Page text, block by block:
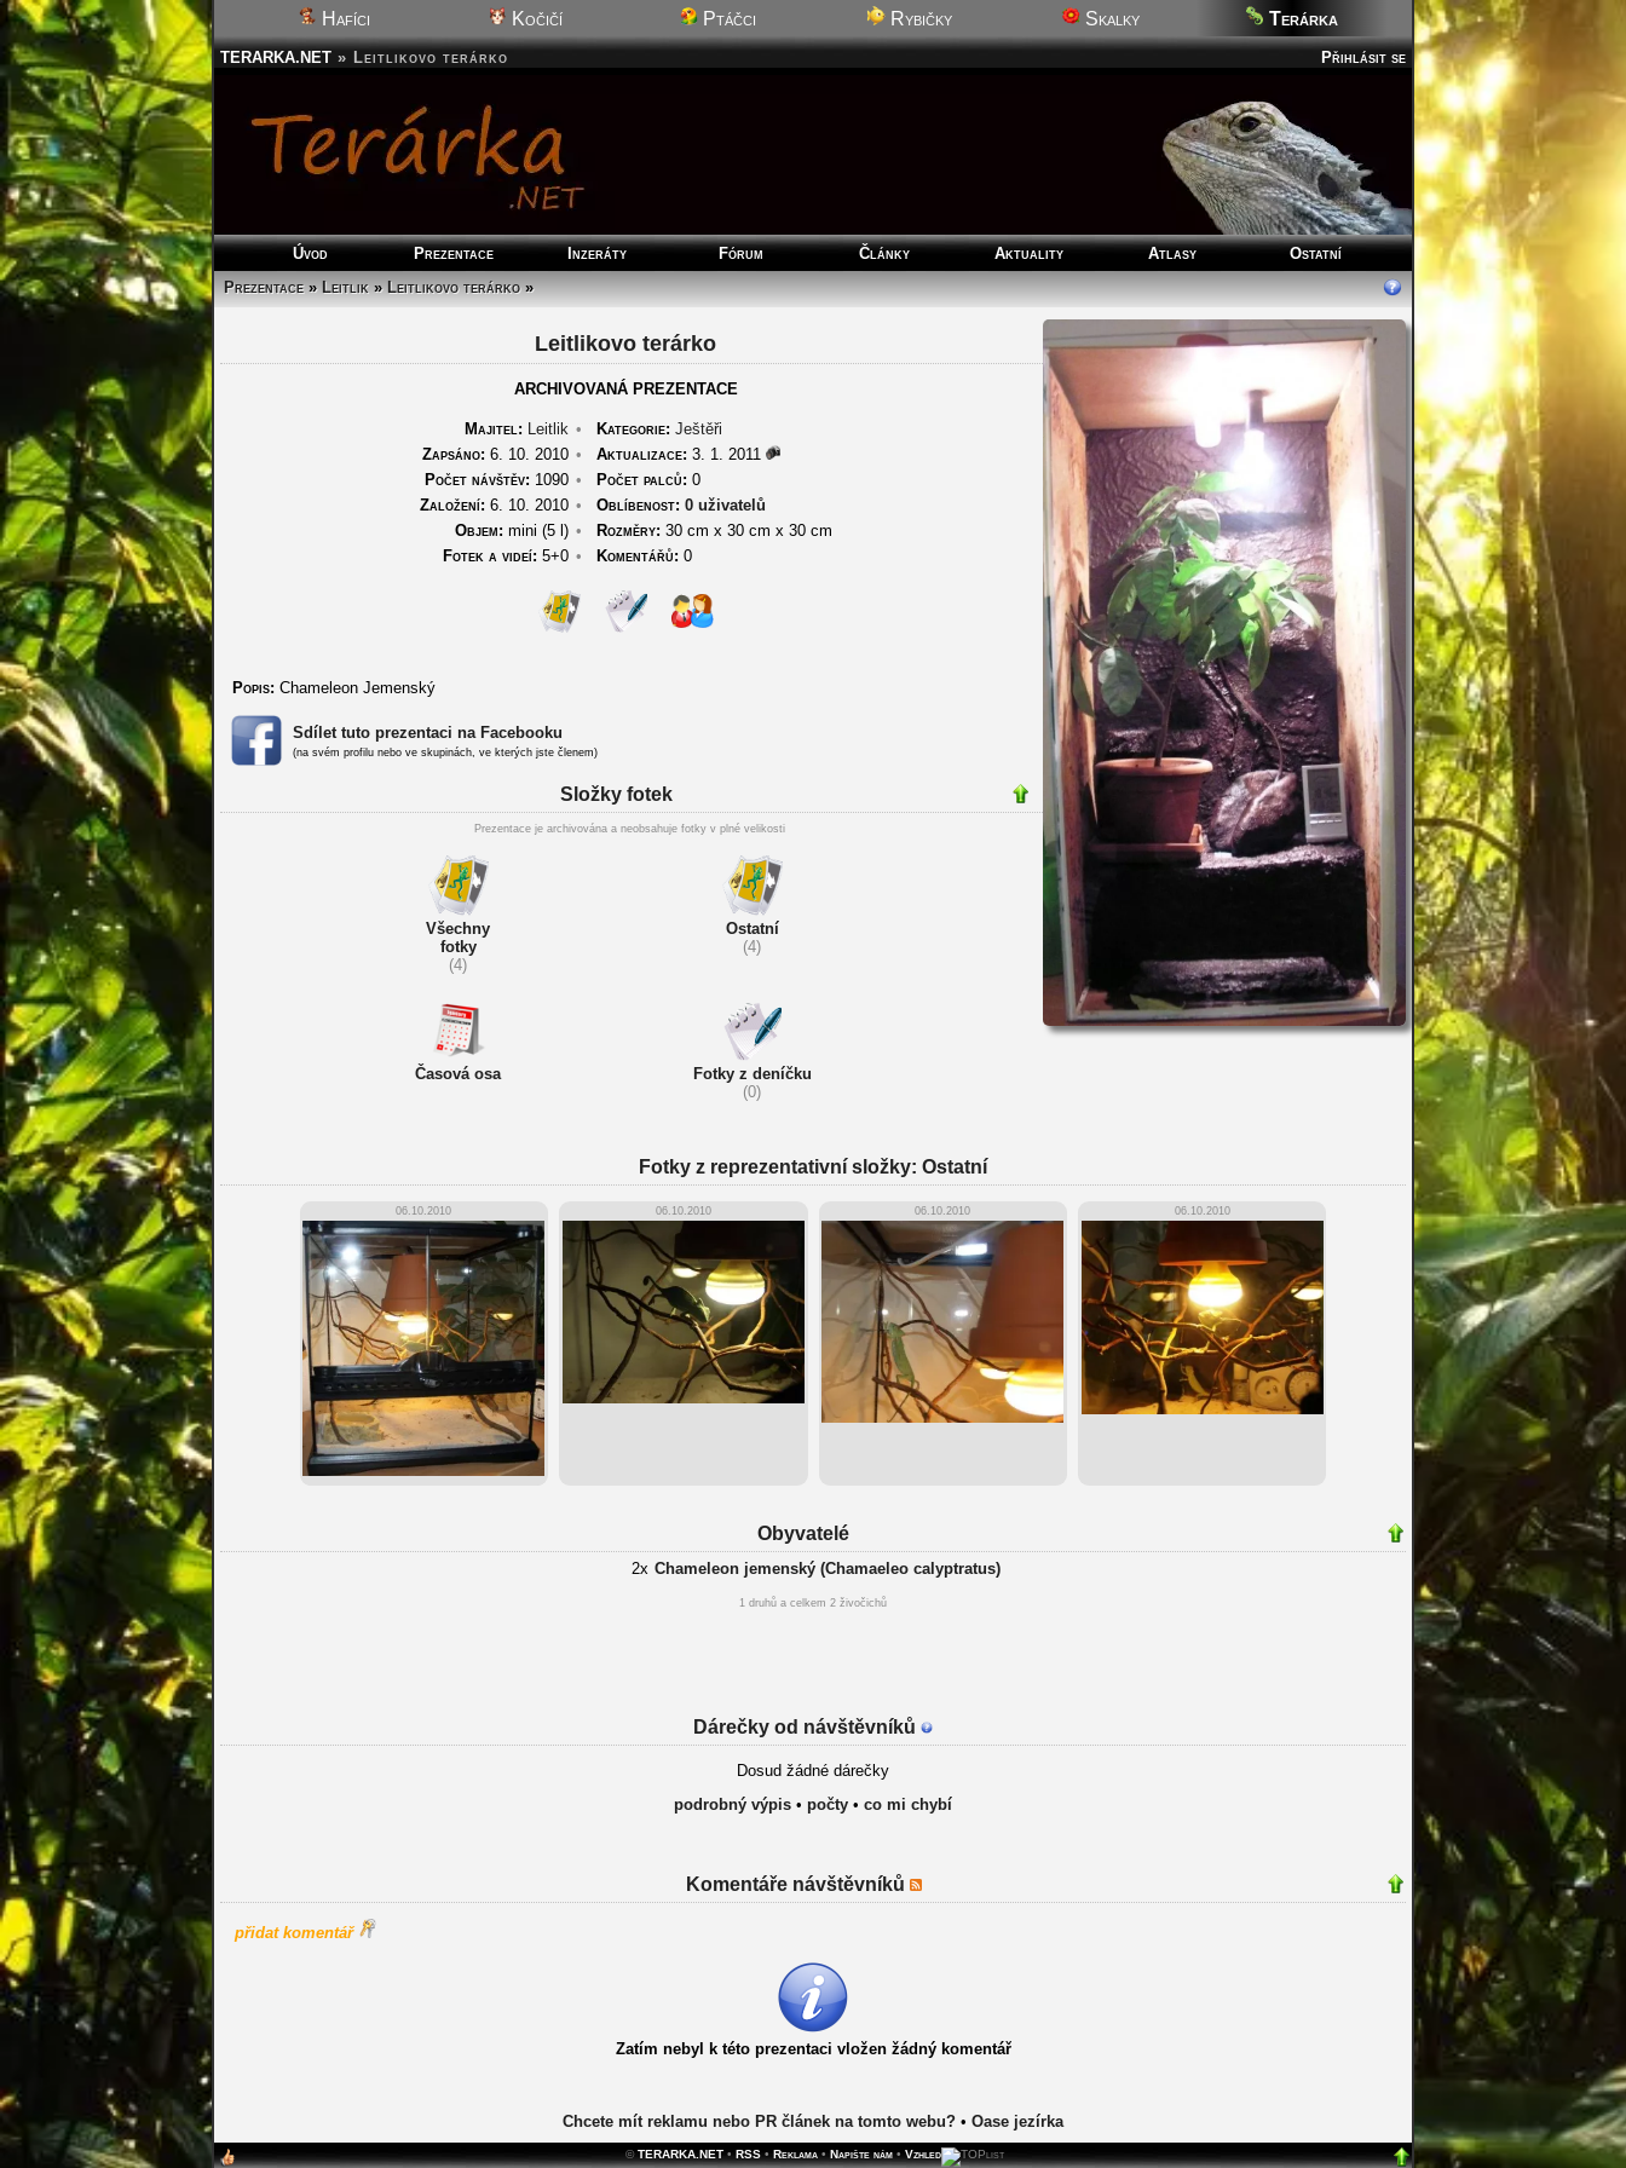
Hafíci Kočičí Ptáčci Rybičky Skalky Terárka
Přihlásit se
TERARKA.NET » Leitlikovo terárko
Úvod Prezentace Inzeráty Fórum Články Aktuality Atlasy
Ostatní
Prezentace»Leitlik»Leitlikovo terárko»
Leitlikovo terárko
ARCHIVOVANÁ PREZENTACE
Majitel: Leitlik • Kategorie: Ještěři
Zapsáno: 6. 10. 2010 • Aktualizace: 3. 1. 2011
Počet návštěv: 1090 • Počet palců: 0
Založení: 6. 10. 2010 • Oblíbenost: 0 uživatelů
Objem: mini (5 l) • Rozměry: 30 cm x 30 cm x 30 cm
Fotek a videí: 5+0 • Komentářů: 0
Popis: Chameleon Jemenský
Sdílet tuto prezentaci na Facebooku
(na svém profilu nebo ve skupinách, ve kterých jste členem)
Složky fotek
Prezentace je archivována a neobsahuje fotky v plné velikosti
Všechny
fotky
(4)
Ostatní
(4)
Časová osa
Fotky z deníčku
(0)
Fotky z reprezentativní složky: Ostatní
06.10.2010 06.10.2010 06.10.2010 06.10.2010
Obyvatelé
2x Chameleon jemenský (Chamaeleo calyptratus)
1 druhů a celkem 2 živočichů
Dárečky od návštěvníků
Dosud žádné dárečky
podrobný výpis • počty • co mi chybí
Komentáře návštěvníků
přidat komentář
Zatím nebyl k této prezentaci vložen žádný komentář
Chcete mít reklamu nebo PR článek na tomto webu? • Oase jezírka
©TERARKA.NET • RSS • Reklama • Napište nám • Vzhled